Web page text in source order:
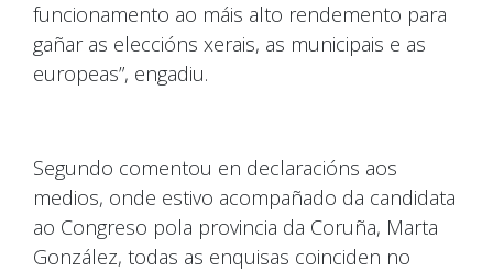
funcionamento ao máis alto rendemento para
gañar as eleccións xerais, as municipais e as
europeas”, engadiu.
Segundo comentou en declaracións aos
medios, onde estivo acompañado da candidata
ao Congreso pola provincia da Coruña, Marta
González, todas as enquisas coinciden no